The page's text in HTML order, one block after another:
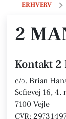
ERHVERV
2 Many
2
Kontakt 2
c/o. Brian
Sofievej 16, 4.
7100 Vejle
CVR: